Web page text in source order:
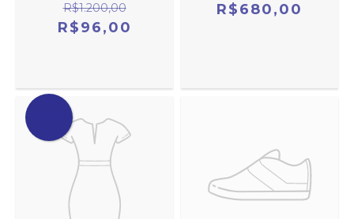
R$1.200,00
R$96,00
R$680,00